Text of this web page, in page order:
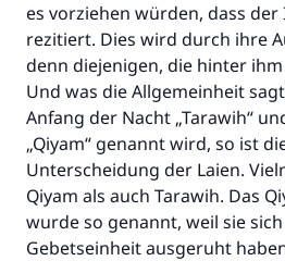
es vorziehen würden, dass
rezitiert. Dies wird durch ihre
denn diejenigen, die hinter ihm
Und was die Allgemeinheit
Anfang der Nacht „Tarawih“
„Qiyam“ genannt wird, so ist
Unterscheidung der Laien.
Qiyam als auch Tarawih. Das
wurde so genannt, weil sie
Gebetseinheit ausgeruht